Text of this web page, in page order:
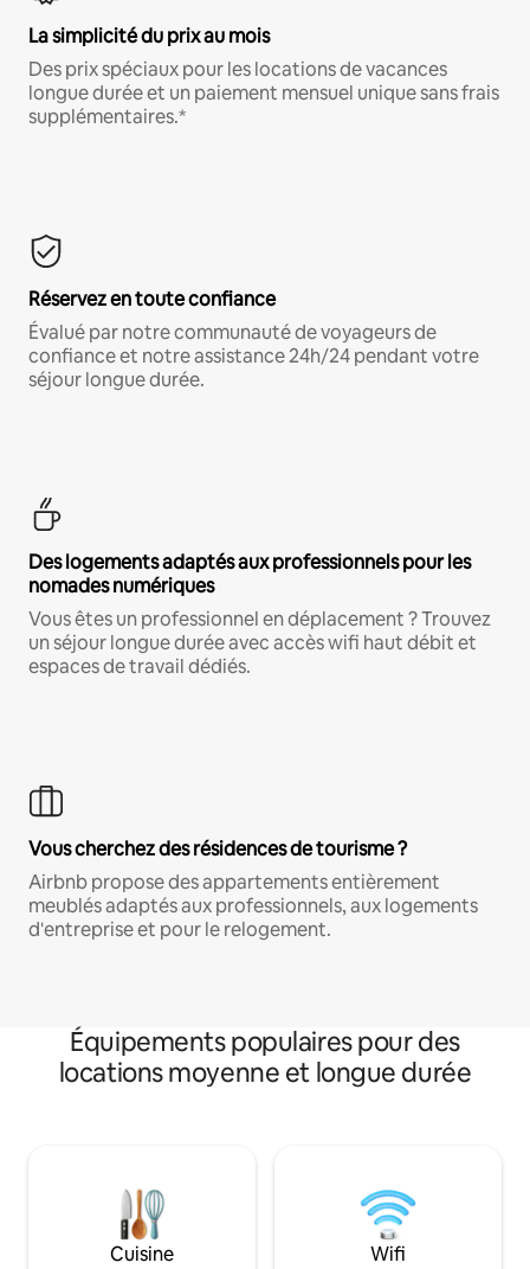
La simplicité du prix au mois
Des prix spéciaux pour les locations de vacances
longue durée et un paiement mensuel unique sans frais
supplémentaires.*
Réservez en toute confiance
Évalué par notre communauté de voyageurs de
confiance et notre assistance 24h/24 pendant votre
séjour longue durée.
Des logements adaptés aux professionnels pour les
nomades numériques
Vous êtes un professionnel en déplacement ? Trouvez
un séjour longue durée avec accès wifi haut débit et
espaces de travail dédiés.
Vous cherchez des résidences de tourisme ?
Airbnb propose des appartements entièrement
meublés adaptés aux professionnels, aux logements
d'entreprise et pour le relogement.
Équipements populaires pour des
locations moyenne et longue durée
Cuisine Wifi